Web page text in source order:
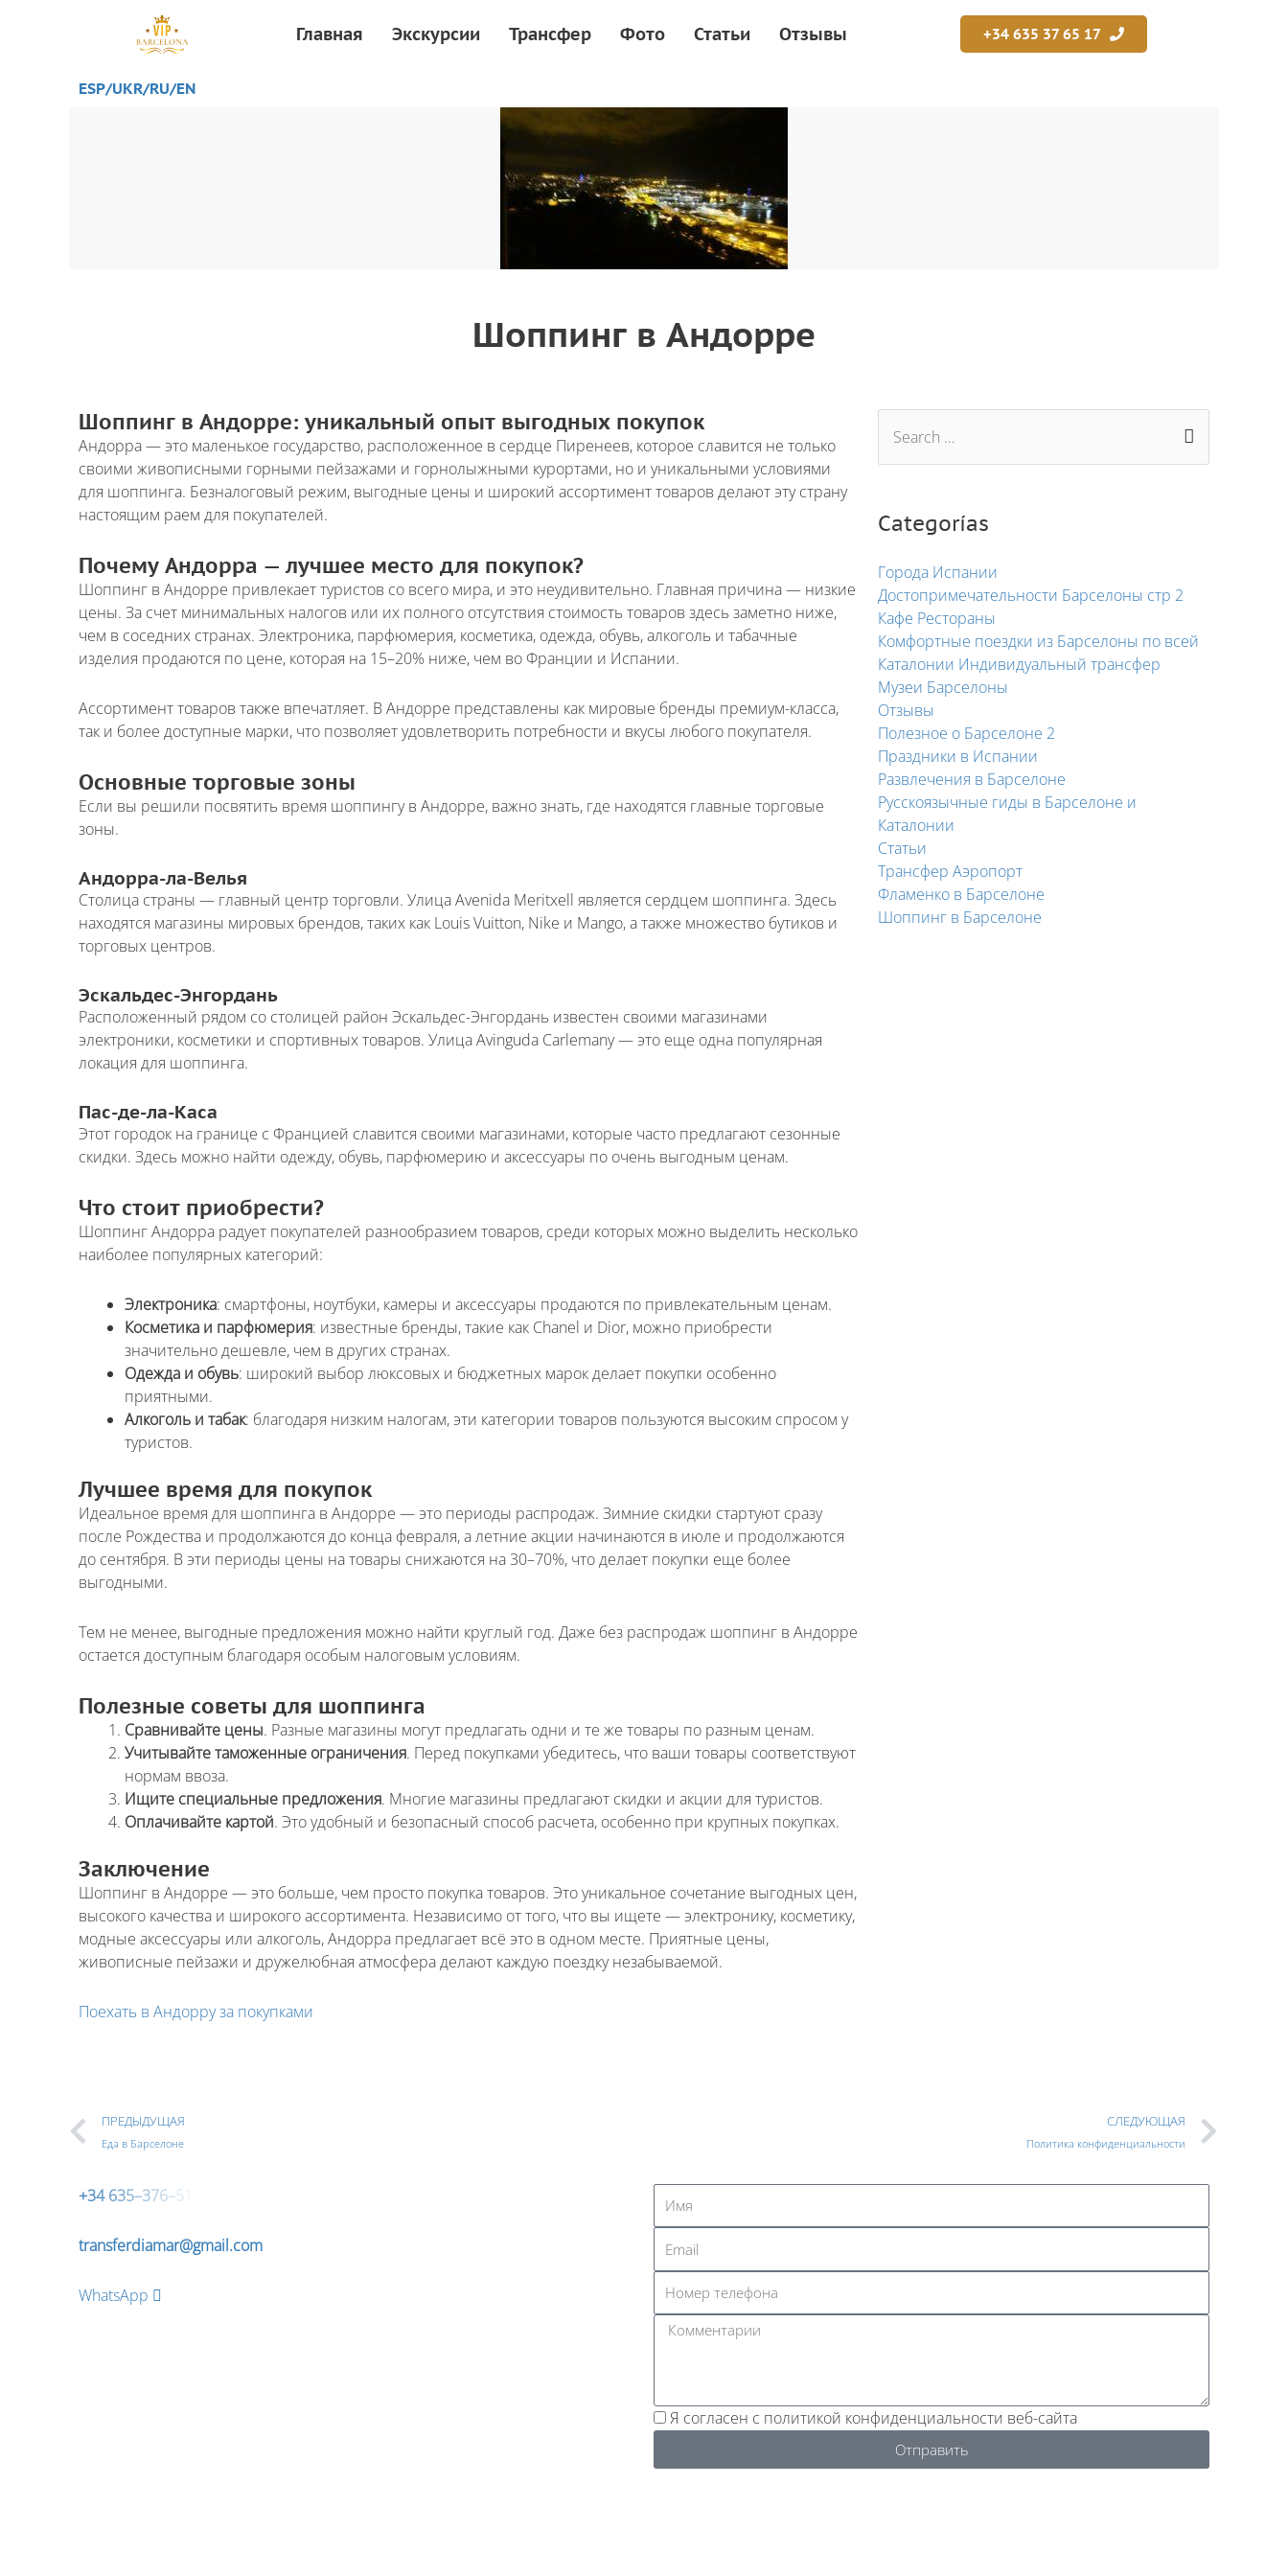
Главная Экскурсии Трансфер Фото Статьи Отзывы +34 635 37 65 17
ESP/UKR/RU/EN
Шоппинг в Андорре
Шоппинг в Андорре: уникальный опыт выгодных покупок
Андорра — это маленькое государство, расположенное в сердце Пиренеев, которое славится не только
своими живописными горными пейзажами и горнолыжными курортами, но и уникальными условиями
для шоппинга. Безналоговый режим, выгодные цены и широкий ассортимент товаров делают эту страну
настоящим раем для покупателей.
Почему Андорра — лучшее место для покупок?
Шоппинг в Андорре привлекает туристов со всего мира, и это неудивительно. Главная причина — низкие
цены. За счет минимальных налогов или их полного отсутствия стоимость товаров здесь заметно ниже,
чем в соседних странах. Электроника, парфюмерия, косметика, одежда, обувь, алкоголь и табачные
изделия продаются по цене, которая на 15–20% ниже, чем во Франции и Испании.
Ассортимент товаров также впечатляет. В Андорре представлены как мировые бренды премиум-класса,
так и более доступные марки, что позволяет удовлетворить потребности и вкусы любого покупателя.
Основные торговые зоны
Если вы решили посвятить время шоппингу в Андорре, важно знать, где находятся главные торговые
зоны.
Андорра-ла-Велья
Столица страны — главный центр торговли. Улица Avenida Meritxell является сердцем шоппинга. Здесь
находятся магазины мировых брендов, таких как Louis Vuitton, Nike и Mango, а также множество бутиков и
торговых центров.
Эскальдес-Энгордань
Расположенный рядом со столицей район Эскальдес-Энгордань известен своими магазинами
электроники, косметики и спортивных товаров. Улица Avinguda Carlemany — это еще одна популярная
локация для шоппинга.
Пас-де-ла-Каса
Этот городок на границе с Францией славится своими магазинами, которые часто предлагают сезонные
скидки. Здесь можно найти одежду, обувь, парфюмерию и аксессуары по очень выгодным ценам.
Что стоит приобрести?
Шоппинг Андорра радует покупателей разнообразием товаров, среди которых можно выделить несколько
наиболее популярных категорий:
Электроника: смартфоны, ноутбуки, камеры и аксессуары продаются по привлекательным ценам.
Косметика и парфюмерия: известные бренды, такие как Chanel и Dior, можно приобрести
значительно дешевле, чем в других странах.
Одежда и обувь: широкий выбор люксовых и бюджетных марок делает покупки особенно
приятными.
Алкоголь и табак: благодаря низким налогам, эти категории товаров пользуются высоким спросом у
туристов.
Лучшее время для покупок
Идеальное время для шоппинга в Андорре — это периоды распродаж. Зимние скидки стартуют сразу
после Рождества и продолжаются до конца февраля, а летние акции начинаются в июле и продолжаются
до сентября. В эти периоды цены на товары снижаются на 30–70%, что делает покупки еще более
выгодными.
Тем не менее, выгодные предложения можно найти круглый год. Даже без распродаж шоппинг в Андорре
остается доступным благодаря особым налоговым условиям.
Полезные советы для шоппинга
Сравнивайте цены. Разные магазины могут предлагать одни и те же товары по разным ценам.
Учитывайте таможенные ограничения. Перед покупками убедитесь, что ваши товары соответствуют
нормам ввоза.
Ищите специальные предложения. Многие магазины предлагают скидки и акции для туристов.
Оплачивайте картой. Это удобный и безопасный способ расчета, особенно при крупных покупках.
Заключение
Шоппинг в Андорре — это больше, чем просто покупка товаров. Это уникальное сочетание выгодных цен,
высокого качества и широкого ассортимента. Независимо от того, что вы ищете — электронику, косметику,
модные аксессуары или алкоголь, Андорра предлагает всё это в одном месте. Приятные цены,
живописные пейзажи и дружелюбная атмосфера делают каждую поездку незабываемой.
Поехать в Андорру за покупками
Categorías
Города Испании
Достопримечательности Барселоны стр 2
Кафе Рестораны
Комфортные поездки из Барселоны по всей
Каталонии Индивидуальный трансфер
Музеи Барселоны
Отзывы
Полезное о Барселоне 2
Праздники в Испании
Развлечения в Барселоне
Русскоязычные гиды в Барселоне и
Каталонии
Статьи
Трансфер Аэропорт
Фламенко в Барселоне
Шоппинг в Барселоне
ПРЕДЫДУЩАЯ
Еда в Барселоне
СЛЕДУЮЩАЯ
Политика конфиденциальности
+34 635–376–5
transferdiamar@gmail.com
WhatsApp
Я согласен с политикой конфиденциальности веб-сайта
Отправить
Имя *
Введите номер Вашего телефона +__(____) ___-__-___
Перезвоните мне